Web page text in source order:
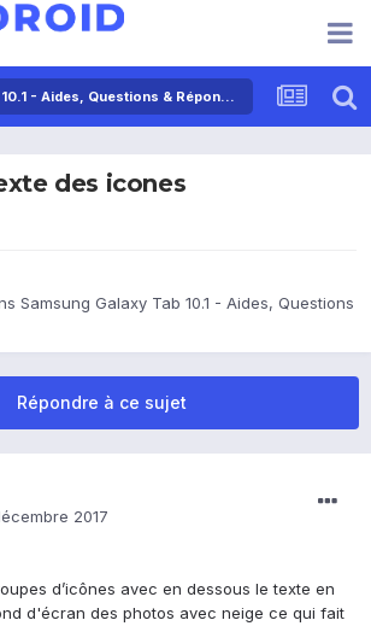
Samsung Galaxy Tab 10.1 - Aides, Questions & Réponses
des icones
Samsung Galaxy Tab 10.1 - Aides, Questions
Répondre à ce sujet
2017
d’icônes avec en dessous le texte en
d'écran des photos avec neige ce qui fait